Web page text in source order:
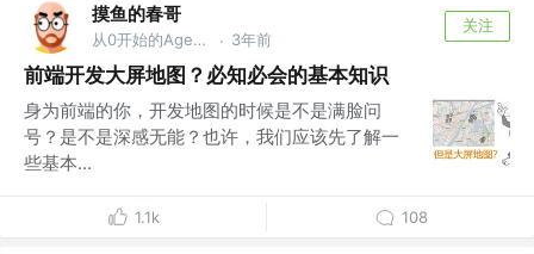
摸鱼的春哥
从0开始的Agent之旅 · 3年前
关注
前端开发大屏地图？必知必会的基本知识
身为前端的你，开发地图的时候是不是满脸问
号？是不是深感无能？也许，我们应该先了解一
些基本...
1.1k 108